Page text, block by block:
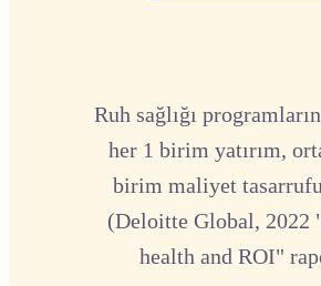
Ruh sağlığı
her 1 birim yatırım,
birim maliyet
(Deloitte Global, 2022
health and ROI"